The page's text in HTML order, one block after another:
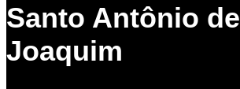
Santo Antônio de
Joaquim